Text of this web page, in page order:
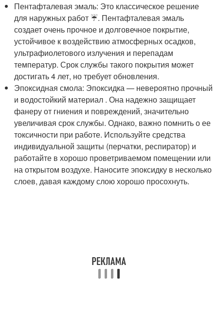
Пентафталевая эмаль: Это классическое решение
для наружных работ ☔️. Пентафталевая эмаль
создает очень прочное и долговечное покрытие,
устойчивое к воздействию атмосферных осадков,
ультрафиолетового излучения и перепадам
температур. Срок службы такого покрытия может
достигать 4 лет, но требует обновления.
Эпоксидная смола: Эпоксидка — невероятно прочный
и водостойкий материал . Она надежно защищает
фанеру от гниения и повреждений, значительно
увеличивая срок службы. Однако, важно помнить о ее
токсичности при работе. Используйте средства
индивидуальной защиты (перчатки, респиратор) и
работайте в хорошо проветриваемом помещении или
на открытом воздухе. Наносите эпоксидку в несколько
слоев, давая каждому слою хорошо просохнуть.